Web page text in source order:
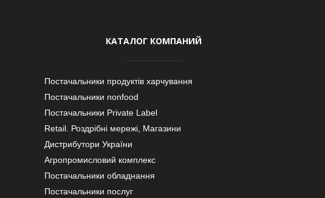
КАТАЛОГ КОМПАНИЙ
Постачальники продуктів харчування
Постачальники nonfood
Постачальники Private Label
Retail. Роздрібні мережі, Магазини
Дистрибутори України
Агропромисловий комплекс
Постачальники обладнання
Постачальники послуг